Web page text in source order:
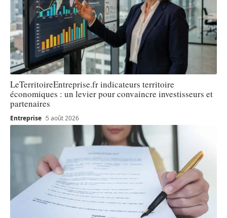
LeTerritoireEntreprise.fr indicateurs territoire
économiques : un levier pour convaincre investisseurs et
partenaires
Entreprise 5 août 2026